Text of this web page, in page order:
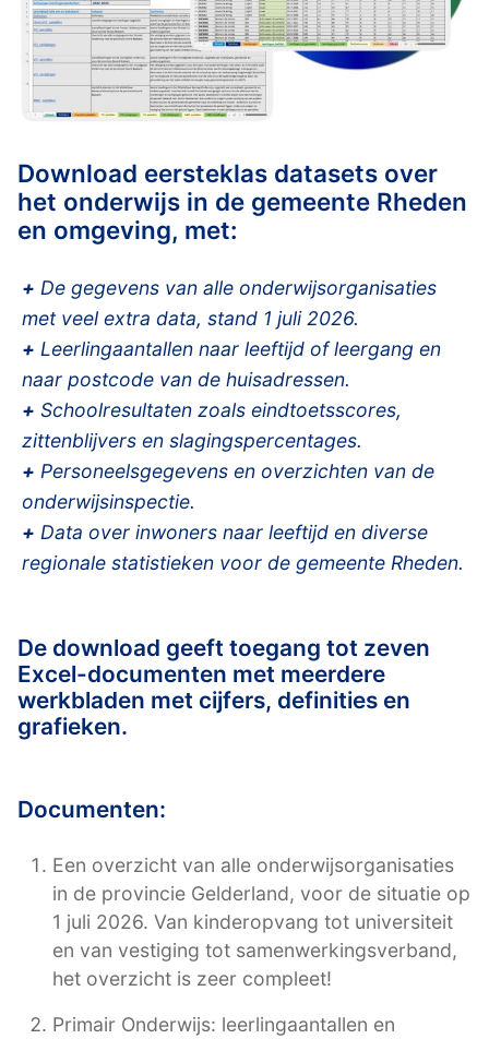
Download eersteklas datasets over
het onderwijs in de gemeente Rheden
en omgeving, met:
+ De gegevens van alle onderwijsorganisaties
met veel extra data, stand 1 juli 2026.
+ Leerlingaantallen naar leeftijd of leergang en
naar postcode van de huisadressen.
+ Schoolresultaten zoals eindtoetsscores,
zittenblijvers en slagingspercentages.
+ Personeelsgegevens en overzichten van de
onderwijsinspectie.
+ Data over inwoners naar leeftijd en diverse
regionale statistieken voor de gemeente Rheden.
De download geeft toegang tot zeven
Excel-documenten met meerdere
werkbladen met cijfers, definities en
grafieken.
Documenten:
Een overzicht van alle onderwijsorganisaties
in de provincie Gelderland, voor de situatie op
1 juli 2026. Van kinderopvang tot universiteit
en van vestiging tot samenwerkingsverband,
het overzicht is zeer compleet!
Primair Onderwijs: leerlingaantallen en